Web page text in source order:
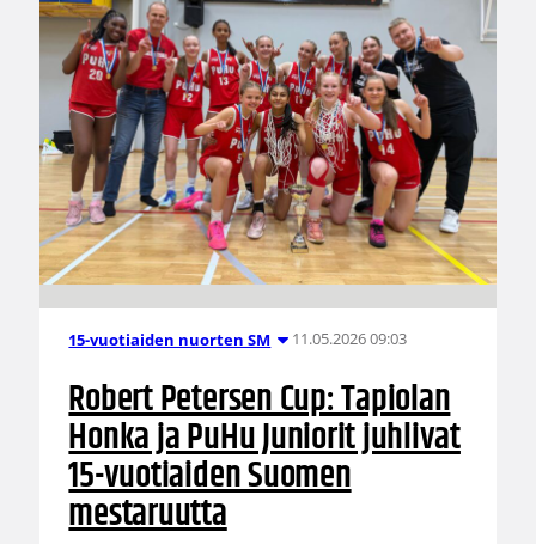
15-vuotiaiden nuorten SM 11.05.2026 09:03
Robert Petersen Cup: Tapiolan
Honka ja PuHu Juniorit juhlivat
15-vuotiaiden Suomen
mestaruutta